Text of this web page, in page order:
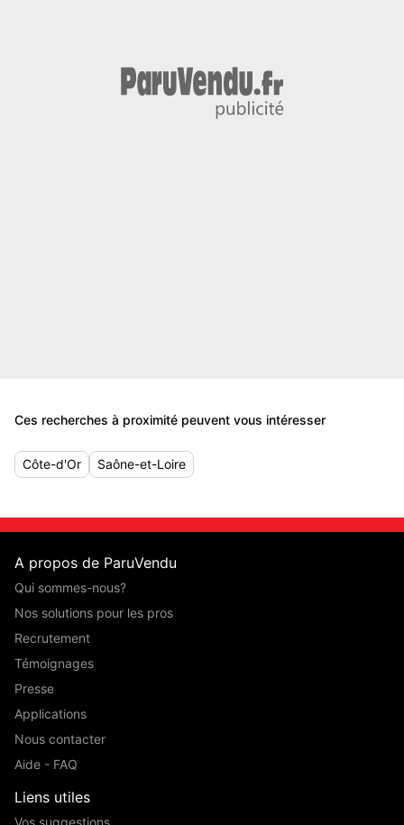
Ces recherches à proximité peuvent vous intéresser
Côte-d'Or Saône-et-Loire
A propos de ParuVendu
Qui sommes-nous?
Nos solutions pour les pros
Recrutement
Témoignages
Presse
Applications
Nous contacter
Aide - FAQ
Liens utiles
Vos suggestions